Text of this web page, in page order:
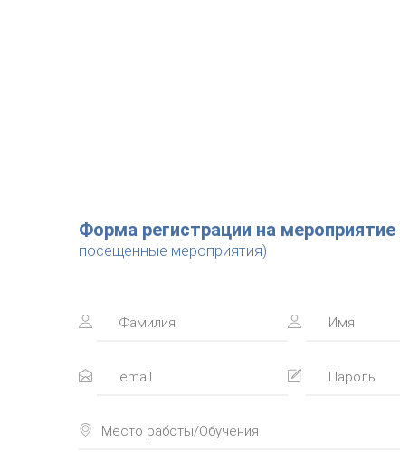
Форма регистрации на мероприятие
посещенные мероприятия)